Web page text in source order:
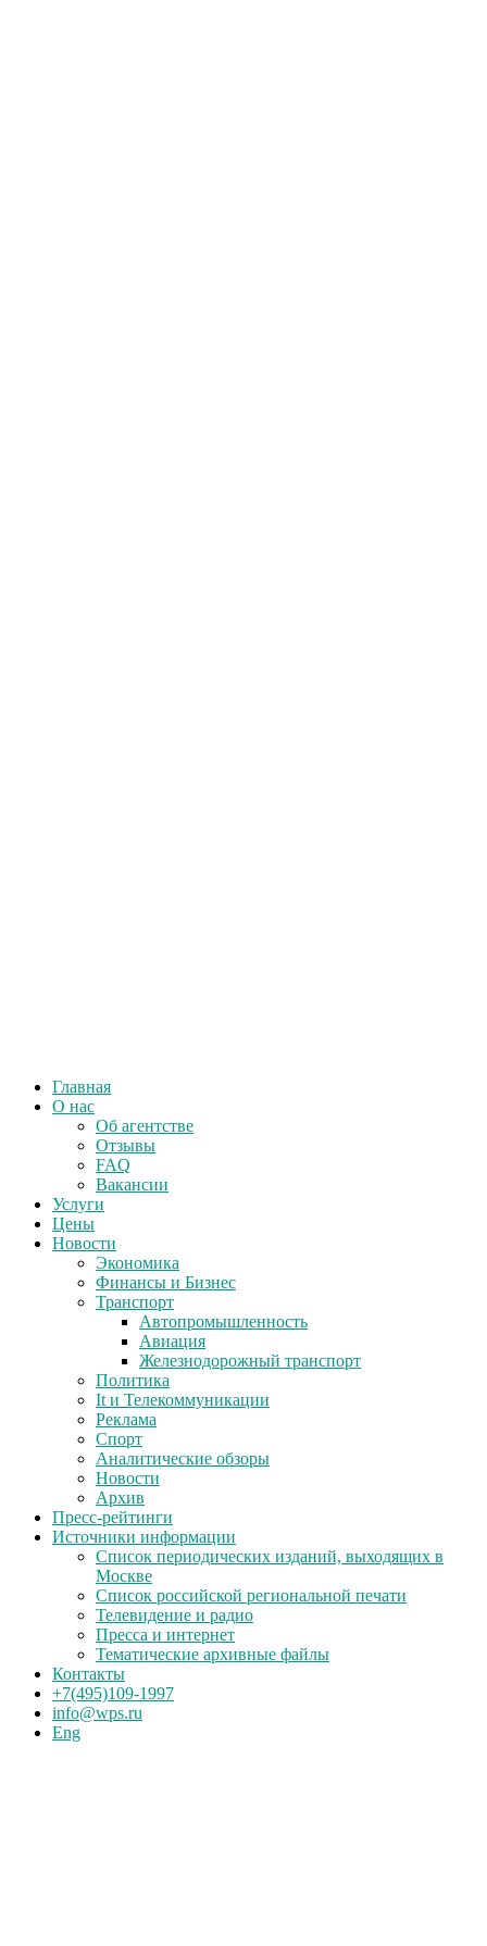
Главная
О нас
Об агентстве
Отзывы
FAQ
Вакансии
Услуги
Цены
Новости
Экономика
Финансы и Бизнес
Транспорт
Автопромышленность
Авиация
Железнодорожный транспорт
Политика
It и Телекоммуникации
Реклама
Спорт
Аналитические обзоры
Новости
Архив
Пресс-рейтинги
Источники информации
Список периодических изданий, выходящих в
Москве
Список российской региональной печати
Телевидение и радио
Пресса и интернет
Тематические архивные файлы
Контакты
+7(495)109-1997
info@wps.ru
Eng